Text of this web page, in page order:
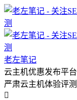
老左笔记
云主机优惠发布平台
严肃云主机体验评测
